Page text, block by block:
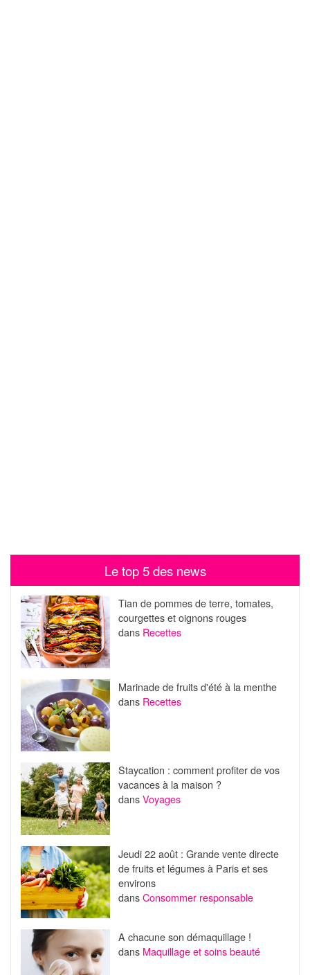
Le top 5 des news
Tian de pommes de terre, tomates,
courgettes et oignons rouges
dans Recettes
Marinade de fruits d'été à la menthe
dans Recettes
Staycation : comment profiter de vos
vacances à la maison ?
dansVoyages
Jeudi 22 août : Grande vente directe
de fruits et légumes à Paris et ses
environs
dansConsommer responsable
A chacune son démaquillage !
dans Maquillage et soins beauté